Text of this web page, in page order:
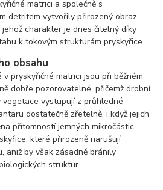
matrici a společně s
detritem vytvořily přirozený obraz
charakter je dnes čitelný díky
k tokovým strukturám pryskyřice.
obsahu
pryskyřičné matrici jsou při běžném
dobře pozorovatelné, přičemž drobní
vystupují z průhledné
dostatečně zřetelně, i když jejich
přítomností jemných mikročástic
které přirozeně narušují
aniž by však zásadně bránily
struktur.